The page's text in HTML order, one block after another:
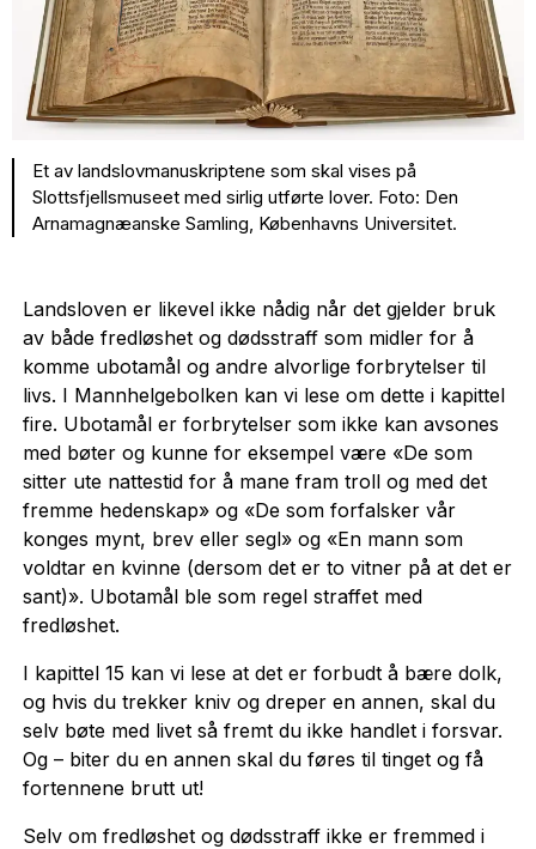
Et av landslovmanuskriptene som skal vises på
Slottsfjellsmuseet med sirlig utførte lover. Foto: Den
Arnamagnæanske Samling, Københavns Universitet.
Landsloven er likevel ikke nådig når det gjelder bruk
av både fredløshet og dødsstraff som midler for å
komme ubotamål og andre alvorlige forbrytelser til
livs. I Mannhelgebolken kan vi lese om dette i kapittel
fire. Ubotamål er forbrytelser som ikke kan avsones
med bøter og kunne for eksempel være «De som
sitter ute nattestid for å mane fram troll og med det
fremme hedenskap» og «De som forfalsker vår
konges mynt, brev eller segl» og «En mann som
voldtar en kvinne (dersom det er to vitner på at det er
sant)». Ubotamål ble som regel straffet med
fredløshet.
I kapittel 15 kan vi lese at det er forbudt å bære dolk,
og hvis du trekker kniv og dreper en annen, skal du
selv bøte med livet så fremt du ikke handlet i forsvar.
Og – biter du en annen skal du føres til tinget og få
fortennene brutt ut!
Selv om fredløshet og dødsstraff ikke er fremmed i